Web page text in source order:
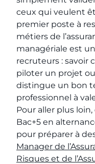
ceux qui veulent
premier poste à
métiers de
managériale est
recruteurs : savoir
piloter un projet
distingue un bon
professionnel à
Pour aller plus
Bac+5 en
pour préparer à
Manager de
Risques et de